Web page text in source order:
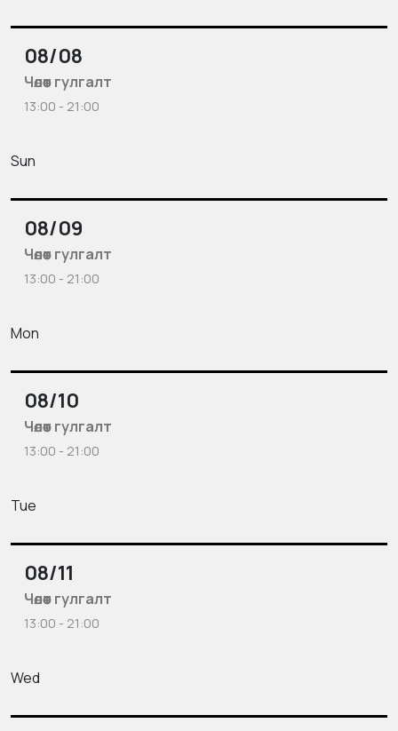
08/08
Чөлөөт гулгалт
13:00 - 21:00
Sun
08/09
Чөлөөт гулгалт
13:00 - 21:00
Mon
08/10
Чөлөөт гулгалт
13:00 - 21:00
Tue
08/11
Чөлөөт гулгалт
13:00 - 21:00
Wed